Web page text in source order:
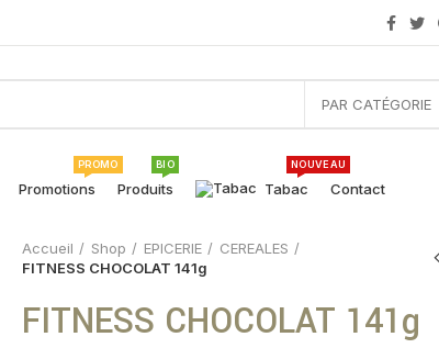
PAR CATÉGORIE
Promotions
PROMO
Produits
BIO
Tabac
NOUVEAU
Contact
Accueil
Shop EPICERIE
CEREALES
FITNESS CHOCOLAT 141g
FITNESS CHOCOLAT 141g